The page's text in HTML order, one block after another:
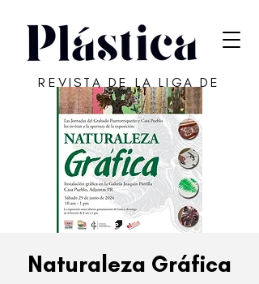
REVISTA DE LA LIGA DE
ARTE DE SAN JUAN
Naturaleza Gráfica